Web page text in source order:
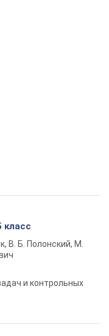
класс
В. Б. Полонский, М.
и контрольных